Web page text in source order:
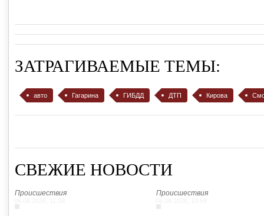
ЗАТРАГИВАЕМЫЕ ТЕМЫ:
авто Гагарина ГИБДД ДТП Кирова
СВЕЖИЕ НОВОСТИ
Происшествия Происшествия